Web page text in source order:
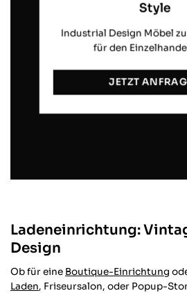
Style
Industrial Design Möbel
für den
JETZT
Ladeneinrichtung:
Design
Ob für eine Boutique-Einrichtung
Laden, Friseursalon, oder Popup-